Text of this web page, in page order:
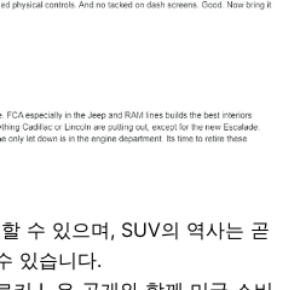
수 있으며, SUV의 역사는 곧
있습니다.